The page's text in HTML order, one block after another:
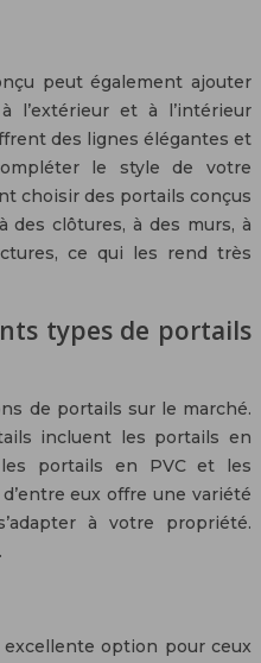
peut également ajouter
l’extérieur et à l’intérieur
des lignes élégantes et
le style de votre
choisir des portails conçus
des clôtures, à des murs, à
ce qui les rend très
types de portails
de portails sur le marché.
incluent les portails en
portails en PVC et les
eux offre une variété
à votre propriété.
option pour ceux